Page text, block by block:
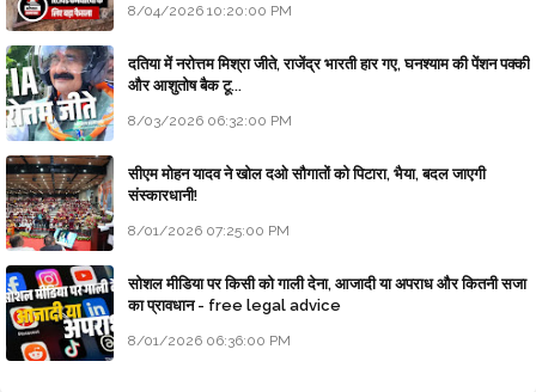
8/04/2026 10:20:00 PM
दतिया में नरोत्तम मिश्रा जीते, राजेंद्र भारती हार गए, घनश्याम की पेंशन पक्की
और आशुतोष बैक टू...
8/03/2026 06:32:00 PM
सीएम मोहन यादव ने खोल दओ सौगातों को पिटारा, भैया, बदल जाएगी
संस्कारधानी!
8/01/2026 07:25:00 PM
सोशल मीडिया पर किसी को गाली देना, आजादी या अपराध और कितनी सजा
का प्रावधान - free legal advice
8/01/2026 06:36:00 PM